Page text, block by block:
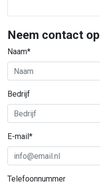
Neem contact op
Naam*
Bedrijf
E-mail*
Telefoonnummer